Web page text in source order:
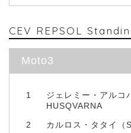
CEV REPSOL
Moto3
1
ジェレミー・アルコ
HUSQVARNA
2 カルロス・タタイ（